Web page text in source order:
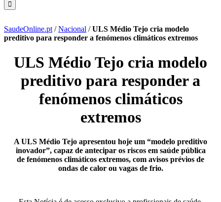
SaudeOnline.pt /Nacional /ULS Médio Tejo cria modelo
preditivo para responder a fenómenos climáticos extremos
ULS Médio Tejo cria modelo
preditivo para responder a
fenómenos climáticos
extremos
A ULS Médio Tejo apresentou hoje um “modelo preditivo
inovador”, capaz de antecipar os riscos em saúde pública
de fenómenos climáticos extremos, com avisos prévios de
ondas de calor ou vagas de frio.